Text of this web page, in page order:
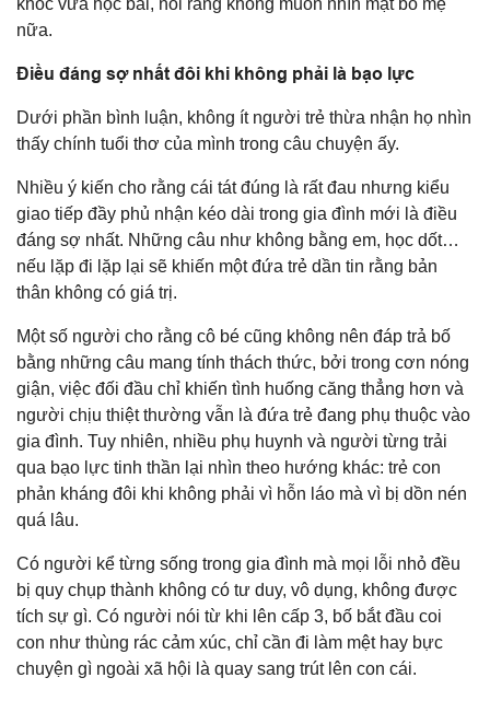
nữa.
Điều đáng sợ nhất đôi khi không phải là bạo lực
Dưới phần bình luận, không ít người trẻ thừa nhận họ nhìn
thấy chính tuổi thơ của mình trong câu chuyện ấy.
Nhiều ý kiến cho rằng cái tát đúng là rất đau nhưng kiểu
giao tiếp đầy phủ nhận kéo dài trong gia đình mới là điều
đáng sợ nhất. Những câu như không bằng em, học dốt…
nếu lặp đi lặp lại sẽ khiến một đứa trẻ dần tin rằng bản
thân không có giá trị.
Một số người cho rằng cô bé cũng không nên đáp trả bố
bằng những câu mang tính thách thức, bởi trong cơn nóng
giận, việc đối đầu chỉ khiến tình huống căng thẳng hơn và
người chịu thiệt thường vẫn là đứa trẻ đang phụ thuộc vào
gia đình. Tuy nhiên, nhiều phụ huynh và người từng trải
qua bạo lực tinh thần lại nhìn theo hướng khác: trẻ con
phản kháng đôi khi không phải vì hỗn láo mà vì bị dồn nén
quá lâu.
Có người kể từng sống trong gia đình mà mọi lỗi nhỏ đều
bị quy chụp thành không có tư duy, vô dụng, không được
tích sự gì. Có người nói từ khi lên cấp 3, bố bắt đầu coi
con như thùng rác cảm xúc, chỉ cần đi làm mệt hay bực
chuyện gì ngoài xã hội là quay sang trút lên con cái.